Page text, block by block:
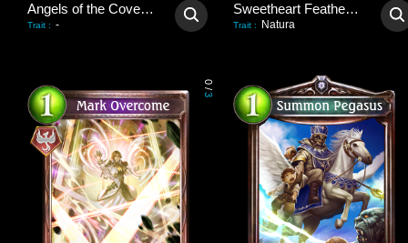
Angels of the Covenant
Trait : -
Sweetheart Featherfolk
Trait : Natura
0
/
3